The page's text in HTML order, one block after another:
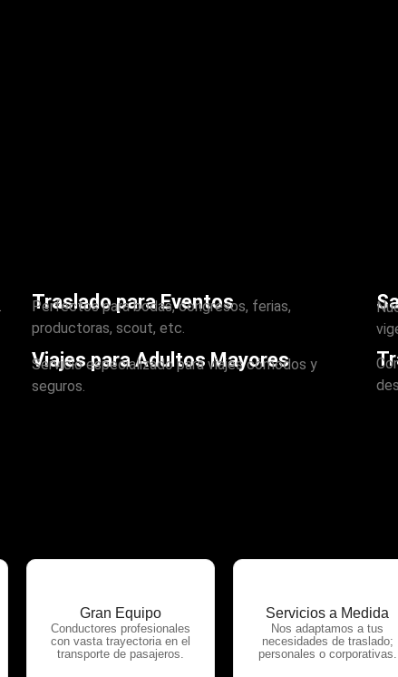
Traslado para Eventos
Perfectos para bodas, congresos, ferias,
productoras, scout, etc.
Viajes para Adultos Mayores
Servicio especializado para viajes cómodos y
seguros.
Gran Equipo
Conductores profesionales
con vasta trayectoria en el
transporte de pasajeros.
Servicios a Medida
Nos adaptamos a tus
necesidades de traslado;
personales o corporativas.